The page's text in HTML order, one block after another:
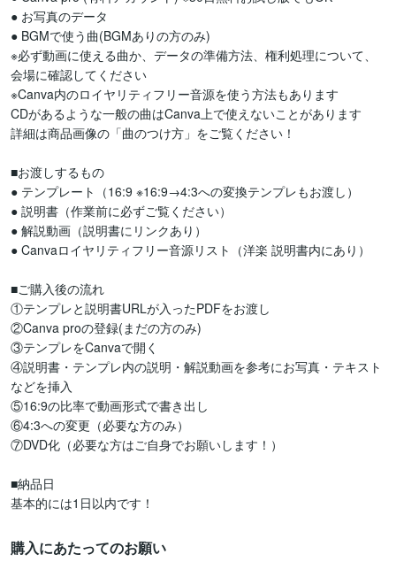
● お写真のデータ
● BGMで使う曲(BGMありの方のみ)
※必ず動画に使える曲か、データの準備方法、権利処理について、
会場に確認してください
※Canva内のロイヤリティフリー音源を使う方法もあります
CDがあるような一般の曲はCanva上で使えないことがあります
詳細は商品画像の「曲のつけ方」をご覧ください！
■お渡しするもの
● テンプレート（16:9 ※16:9→4:3への変換テンプレもお渡し）
● 説明書（作業前に必ずご覧ください）
● 解説動画（説明書にリンクあり）
● Canvaロイヤリティフリー音源リスト（洋楽 説明書内にあり）
■ご購入後の流れ
①テンプレと説明書URLが入ったPDFをお渡し
②Canva proの登録(まだの方のみ)
③テンプレをCanvaで開く
④説明書・テンプレ内の説明・解説動画を参考にお写真・テキスト
などを挿入
⑤16:9の比率で動画形式で書き出し
⑥4:3への変更（必要な方のみ）
⑦DVD化（必要な方はご自身でお願いします！）
■納品日
基本的には1日以内です！
購入にあたってのお願い